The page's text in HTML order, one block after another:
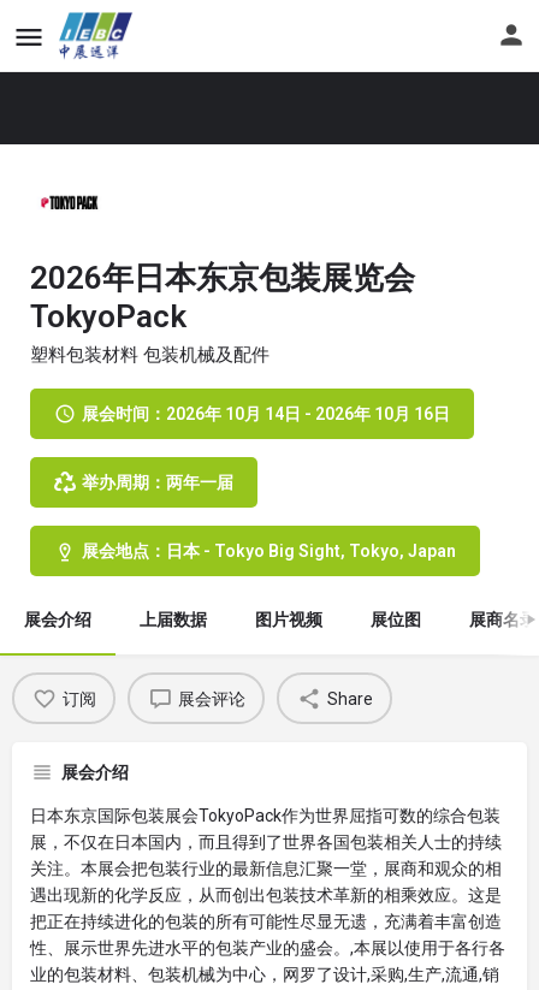
2026年日本东京包装展览会
TokyoPack
塑料包装材料 包装机械及配件
展会时间：2026年 10月 14日 - 2026年 10月 16日
举办周期：两年一届
展会地点：日本 - Tokyo Big Sight, Tokyo, Japan
展会介绍 上届数据 图片视频 展位图 展商名录
订阅 展会评论 Share
展会介绍
日本东京国际包装展会TokyoPack作为世界屈指可数的综合包装
展，不仅在日本国内，而且得到了世界各国包装相关人士的持续
关注。本展会把包装行业的最新信息汇聚一堂，展商和观众的相
遇出现新的化学反应，从而创出包装技术革新的相乘效应。这是
把正在持续进化的包装的所有可能性尽显无遗，充满着丰富创造
性、展示世界先进水平的包装产业的盛会。,本展以使用于各行各
业的包装材料、包装机械为中心，网罗了设计,采购,生产,流通,销